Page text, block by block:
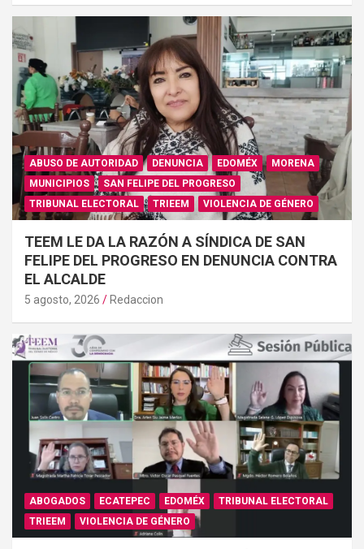
ABUSO DE AUTORIDAD DENUNCIA EDOMÉX
MORENA
MUNICIPIOS
SAN FELIPE DEL PROGRESO
TRIBUNAL ELECTORAL
TRIEEM VIOLENCIA DE GÉNERO
TEEM LE DA LA RAZÓN A SÍNDICA DE SAN
FELIPE DEL PROGRESO EN DENUNCIA CONTRA
EL ALCALDE
5 agosto, 2026 Redaccion
ABOGADOS ECATEPEC EDOMÉX
TRIBUNAL ELECTORAL
TRIEEM
VIOLENCIA DE GÉNERO